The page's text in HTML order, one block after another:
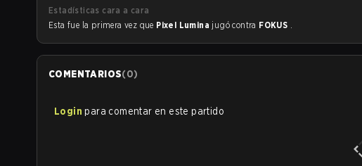
Estadísticas cara a cara
Esta fue la primera vez que Pixel Lumina jugó contra FOKUS .
COMENTARIOS(0)
Login para comentar en este partido